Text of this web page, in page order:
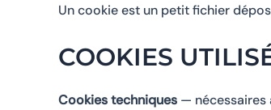
Un cookie est un petit fichier
COOKIES
Cookies techniques — nécessaires